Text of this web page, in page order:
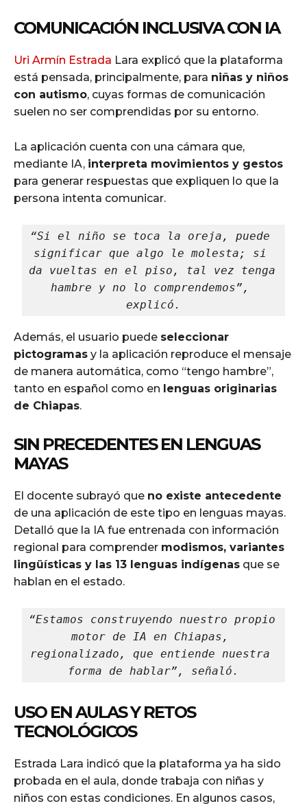
COMUNICACIÓN INCLUSIVA CON IA
Uri Armín Estrada Lara explicó que la plataforma
está pensada, principalmente, para niñas y niños
con autismo, cuyas formas de comunicación
suelen no ser comprendidas por su entorno.
La aplicación cuenta con una cámara que,
mediante IA, interpreta movimientos y gestos
para generar respuestas que expliquen lo que la
persona intenta comunicar.
“Si el niño se toca la oreja, puede
significar que algo le molesta; si
da vueltas en el piso, tal vez tenga
hambre y no lo comprendemos”,
explicó.
Además, el usuario puede seleccionar
pictogramas y la aplicación reproduce el mensaje
de manera automática, como “tengo hambre”,
tanto en español como en lenguas originarias
de Chiapas.
SIN PRECEDENTES EN LENGUAS
MAYAS
El docente subrayó que no existe antecedente
de una aplicación de este tipo en lenguas mayas.
Detalló que la IA fue entrenada con información
regional para comprender modismos, variantes
lingüísticas y las 13 lenguas indígenas que se
hablan en el estado.
“Estamos construyendo nuestro propio
motor de IA en Chiapas,
regionalizado, que entiende nuestra
forma de hablar”, señaló.
USO EN AULAS Y RETOS
TECNOLÓGICOS
Estrada Lara indicó que la plataforma ya ha sido
probada en el aula, donde trabaja con niñas y
niños con estas condiciones. En algunos casos,